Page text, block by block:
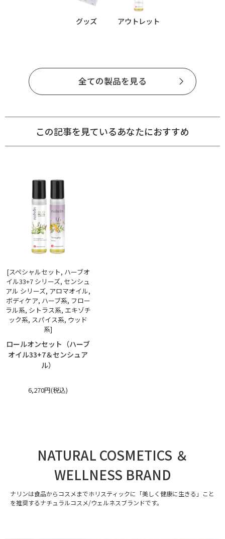
グッズ アウトレット
全ての製品を見る
この記事を見ているあなたにおすすめ
[スペシャルセット, ハーブオ
イル33+7 シリーズ, センシュ
アル シリーズ, アロマオイル,
ボディケア, ハーブ系, フロー
ラル系, シトラス系, エキゾチ
ック系, スパイス系, ウッド
系]
ロールオンセット（ハーブ
オイル33+7＆センシュア
ル）
6,270円(税込)
NATURAL COSMETICS ＆
WELLNESS BRAND
ナリンは食品からコスメまでホリスティックに「美しく健康に生きる」こと
を推奨するナチュラルコスメ/ウェルネスブランドです。